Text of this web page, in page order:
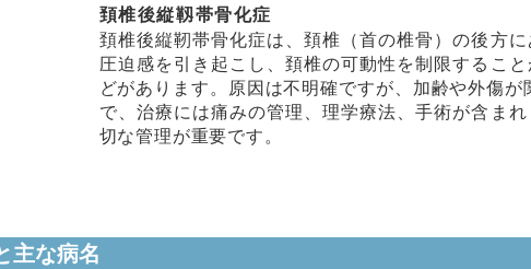
頚椎後縦靱帯骨化症
頚椎後縦靭帯骨化症は、頚椎（首の椎骨）の後方
圧迫感を引き起こし、頚椎の可動性を制限するこ
どがあります。原因は不明確ですが、加齢や外傷
で、治療には痛みの管理、理学療法、手術が含ま
切な管理が重要です。
主な病名